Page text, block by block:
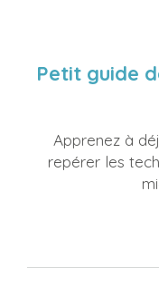
Petit guide
Apprenez à
repérer les